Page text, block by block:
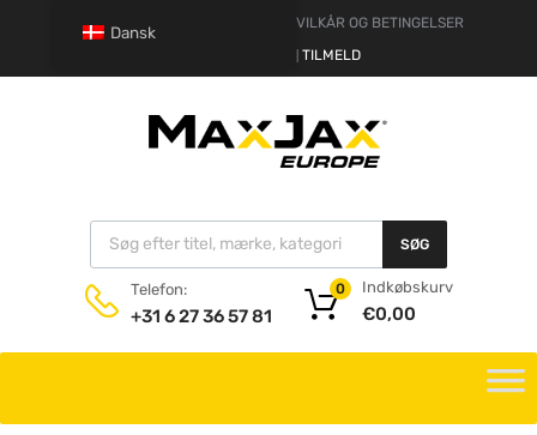
ANSVARSFRASKRIVELSE
VILKÅR OG BETINGELSER
TILMELD
SØG
Telefon:
+31 6 27 36 57 81
Indkøbskurv
€0,00
0
Dansk